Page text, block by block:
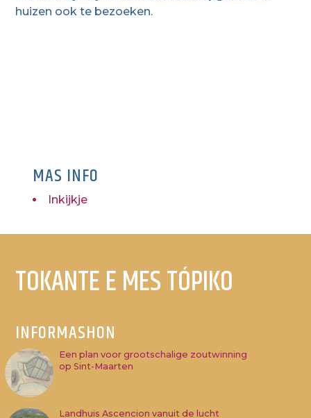
huizen ook te bezoeken.
MAS INFO
Inkijkje
TOKANTE E MES TÓPIKO
INFORMASHON
Een plan voor grootschalige zoutwinning
op Sint-Maarten
Landhuis Ascencion vanuit de lucht